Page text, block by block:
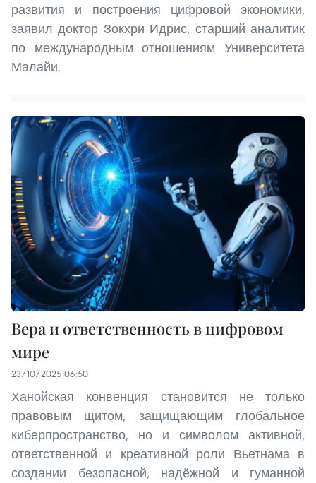
развития и построения цифровой экономики,
заявил доктор Зокхри Идрис, старший аналитик
по международным отношениям Университета
Малайи.
Вера и ответственность в цифровом
мире
23/10/2025 06:50
Ханойская конвенция становится не только
правовым щитом, защищающим глобальное
киберпространство, но и символом активной,
ответственной и креативной роли Вьетнама в
создании безопасной, надёжной и гуманной